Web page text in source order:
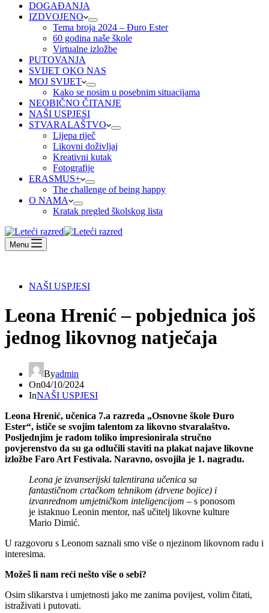
DOGAĐANJA
IZDVOJENO
Tema broja 2024 – Đuro Ester
60 godina naše škole
Virtualne izložbe
PUTOVANJA
SVIJET OKO NAS
MOJ SVIJET
Kako se nosim u posebnim situacijama
NEOBIČNO ČITANJE
NAŠI USPJESI
STVARALAŠTVO
Lijepa riječ
Likovni doživljaj
Kreativni kutak
Fotografije
ERASMUS+
The challenge of being happy
O NAMA
Kratak pregled školskog lista
Menu
NAŠI USPJESI
Leona Hrenić – pobjednica još
jednog likovnog natječaja
Byadmin
On04/10/2024
InNAŠI USPJESI
Leona Hrenić, učenica 7.a razreda „Osnovne škole Đuro
Ester“, ističe se svojim talentom za likovno stvaralaštvo.
Posljednjim je radom toliko impresionirala stručno
povjerenstvo da su ga odlučili staviti na plakat najave likovne
izložbe Faro Art Festivala. Naravno, osvojila je 1. nagradu.
Leona je izvanserijski talentirana učenica sa
fantastičnom crtačkom tehnikom (drvene bojice) i
izvanrednom umjetničkom inteligencijom – s ponosom
je istaknuo Leonin mentor, naš učitelj likovne kulture
Mario Dimić.
U razgovoru s Leonom saznali smo više o njezinom likovnom radu i
interesima.
Možeš li nam reći nešto više o sebi?
Osim slikarstva i umjetnosti jako me zanima povijest, volim čitati,
istraživati i putovati.